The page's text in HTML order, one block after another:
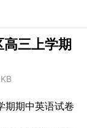
三上学期
KB